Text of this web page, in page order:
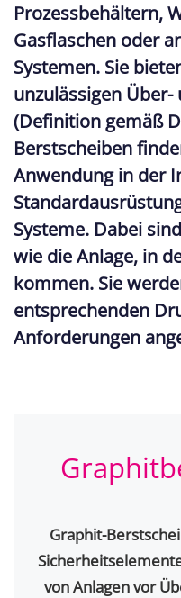
Prozessbehältern,
Gasflaschen oder
Systemen. Sie
unzulässigen
(Definition gemäß
Berstscheiben
Anwendung in der
Systeme. Dabei
wie die Anlage, in
kommen. Sie
entsprechenden
Anforderungen
Graphit-
von Anlagen vor